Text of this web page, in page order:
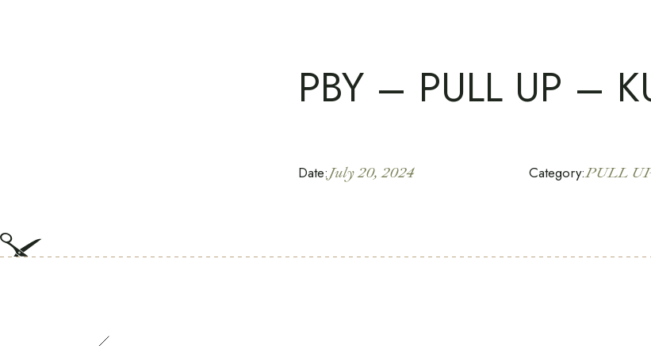
PBY – PULL UP –
Date:July 20, 2024 Category:PULL